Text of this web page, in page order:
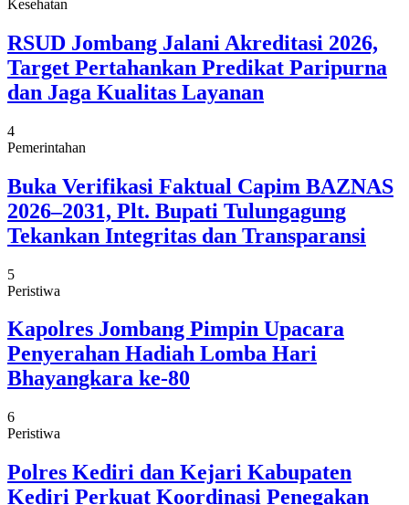
Kesehatan
RSUD Jombang Jalani Akreditasi 2026,
Target Pertahankan Predikat Paripurna
dan Jaga Kualitas Layanan
4
Pemerintahan
Buka Verifikasi Faktual Capim BAZNAS
2026–2031, Plt. Bupati Tulungagung
Tekankan Integritas dan Transparansi
5
Peristiwa
Kapolres Jombang Pimpin Upacara
Penyerahan Hadiah Lomba Hari
Bhayangkara ke-80
6
Peristiwa
Polres Kediri dan Kejari Kabupaten
Kediri Perkuat Koordinasi Penegakan